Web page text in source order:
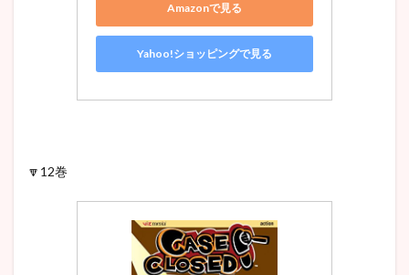
Amazonで見る
Yahoo!ショッピングで見る
🔽12巻